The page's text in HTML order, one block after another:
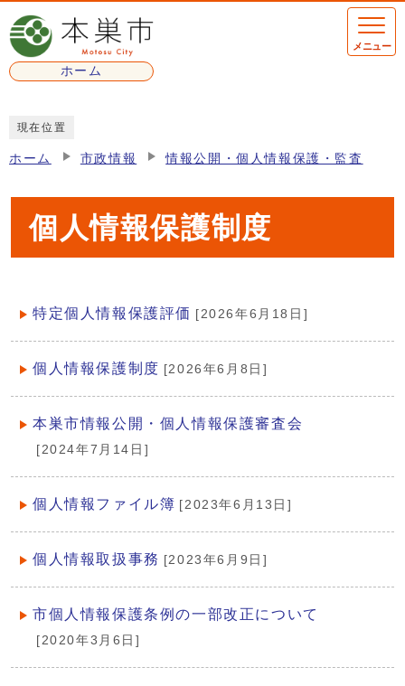
ページの先頭です
ホーム
メニュー
現在位置
ホーム 市政情報 情報公開・個人情報保護・監査
個人情報保護制度
メインメニュー
特定個人情報保護評価 [2026年6月18日]
個人情報保護制度 [2026年6月8日]
本巣市情報公開・個人情報保護審査会
[2024年7月14日]
個人情報ファイル簿 [2023年6月13日]
個人情報取扱事務 [2023年6月9日]
市個人情報保護条例の一部改正について
[2020年3月6日]